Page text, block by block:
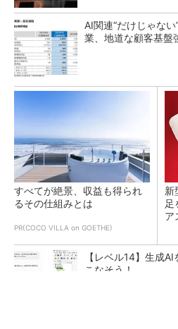
AI関連“だけじゃな
業、地道な顧客基盤
すべてが絶景、収益も得られ
るその仕組みとは
PR(COCO VILLA on GOETHE)
新
足
ア
【レベル14】生成
こなそう！